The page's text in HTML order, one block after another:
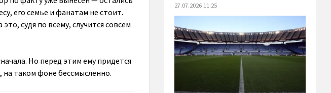
его семье и фанатам не стоит.
судя по всему, случится совсем
Но перед этим ему придется
на таком фоне бессмысленно.
27.07.2026 11:25